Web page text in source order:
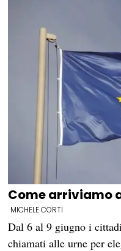
Come arriviamo
MICHELE CORTI
Dal 6 al 9 giugno i
chiamati alle urne per